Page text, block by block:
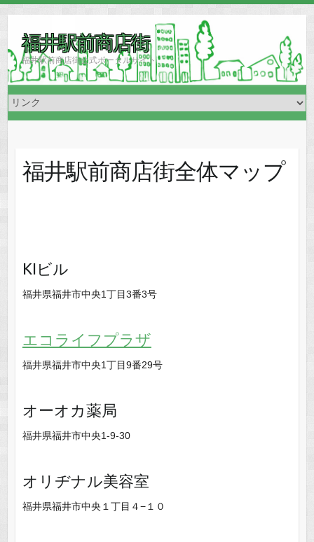
福井駅前商店街
福井駅前商店街公式ポータルサイト
福井駅前商店街全体マップ
KIビル
福井県福井市中央1丁目3番3号
エコライフプラザ
福井県福井市中央1丁目9番29号
オーオカ薬局
福井県福井市中央1-9-30
オリヂナル美容室
福井県福井市中央１丁目４−１０